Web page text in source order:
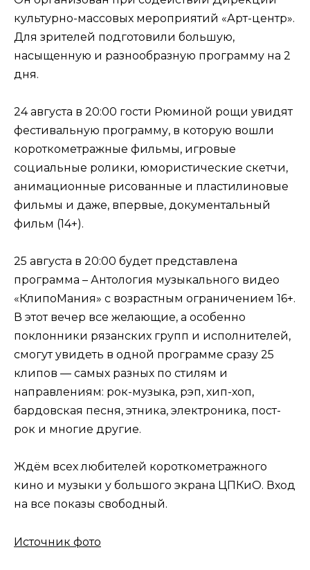
культурно-массовых мероприятий «Арт-центр».
Для зрителей подготовили большую,
насыщенную и разнообразную программу на 2
дня.
24 августа в 20:00 гости Рюминой рощи увидят
фестивальную программу, в которую вошли
короткометражные фильмы, игровые
социальные ролики, юмористические скетчи,
анимационные рисованные и пластилиновые
фильмы и даже, впервые, документальный
фильм (14+).
25 августа в 20:00 будет представлена
программа – Антология музыкального видео
«КлипоМания» с возрастным ограничением 16+.
В этот вечер все желающие, а особенно
поклонники рязанских групп и исполнителей,
смогут увидеть в одной программе сразу 25
клипов — самых разных по стилям и
направлениям: рок-музыка, рэп, хип-хоп,
бардовская песня, этника, электроника, пост-
рок и многие другие.
Ждём всех любителей короткометражного
кино и музыки у большого экрана ЦПКиО. Вход
на все показы свободный.
Источник фото